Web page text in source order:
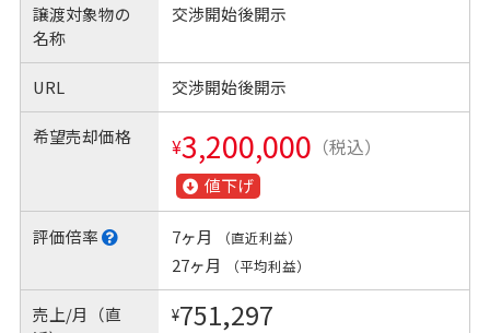
譲渡対象物の
名称
交渉開始後開示
URL 交渉開始後開示
希望売却価格 ¥3,200,000 （税込）
値下げ
評価倍率 7ヶ月 （直近利益）
27ヶ月 （平均利益）
売上/月（直
¥751,297